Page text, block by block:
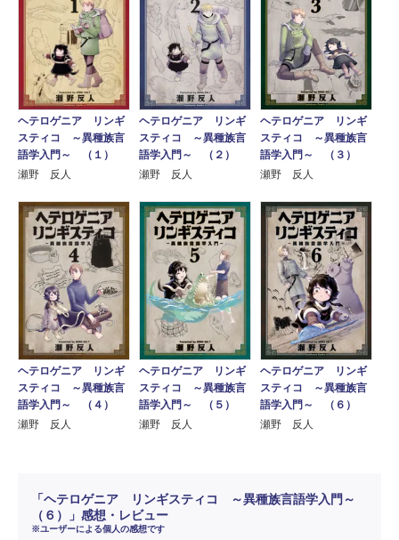
ヘテロゲニア リンギ
スティコ ～異種族言
語学入門～ （１）
瀬野 反人
ヘテロゲニア リンギ
スティコ ～異種族言
語学入門～ （２）
瀬野 反人
ヘテロゲニア リンギ
スティコ ～異種族言
語学入門～ （３）
瀬野 反人
ヘテロゲニア リンギ
スティコ ～異種族言
語学入門～ （４）
瀬野 反人
ヘテロゲニア リンギ
スティコ ～異種族言
語学入門～ （５）
瀬野 反人
ヘテロゲニア リンギ
スティコ ～異種族言
語学入門～ （６）
瀬野 反人
「ヘテロゲニア リンギスティコ ～異種族言語学入門～
（６）」感想・レビュー
※ユーザーによる個人の感想です